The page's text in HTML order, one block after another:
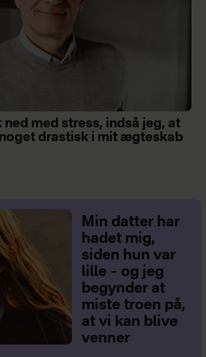
ned med stress, indså jeg, at
drastisk i mit ægteskab
Min datter har
hadet mig,
siden hun var
lille – og jeg
begynder at
miste troen på,
at vi kan blive
venner